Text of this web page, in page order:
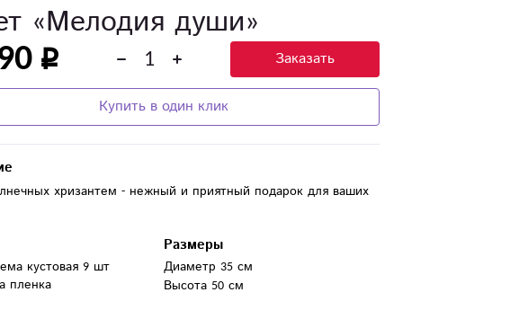
«Мелодия души»
Заказать
Купить в один клик
хризантем - нежный и приятный подарок для ваших
кустовая 9 шт
пленка
Размеры
Диаметр 35 см
Высота 50 см